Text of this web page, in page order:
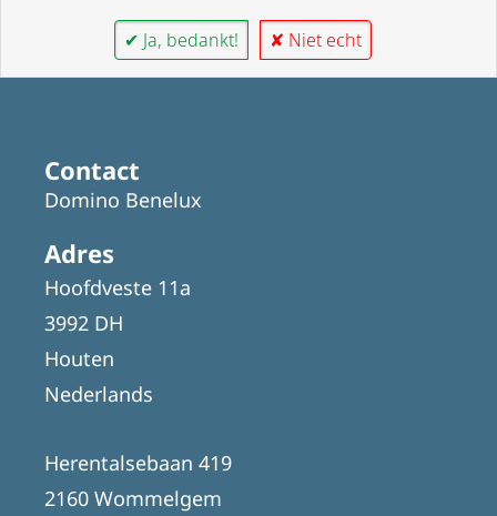
✔ Ja, bedankt! ✘ Niet echt
Contact
Domino Benelux
Adres
Hoofdveste 11a
3992 DH
Houten
Nederlands
Herentalsebaan 419
2160 Wommelgem